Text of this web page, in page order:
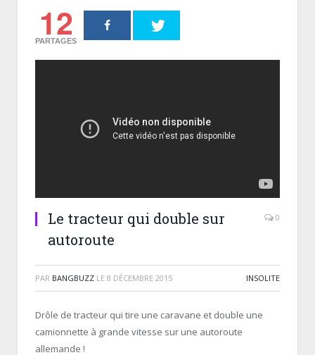
12
PARTAGES
Le tracteur qui double sur
autoroute
0
PAR BANGBUZZ LE 8 DÉCEMBRE 2015 INSOLITE
Drôle de tracteur qui tire une caravane et double une
camionnette à grande vitesse sur une autoroute
allemande !